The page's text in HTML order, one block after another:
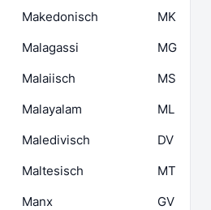
Makedonisch
MK
Malagassi
MG
Malaiisch
MS
Malayalam
ML
Maledivisch
DV
Maltesisch
MT
Manx
GV